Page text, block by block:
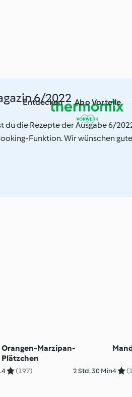
Entdecken Abo Vorteile
6/2022
die Rezepte der Ausgabe 6/
Funktion. Wir wünschen
Orangen-Marzipan-
Plätzchen
4 (197) 2 Std. 30 Min4